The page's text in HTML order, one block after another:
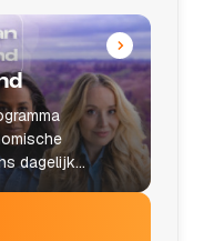
dagelijks